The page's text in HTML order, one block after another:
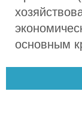
основным